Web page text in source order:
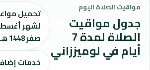
مواقيت الصلاة اليوم
جدول مواقيت
الصلاة لمدة 7
أيام في لوميززاني
تحميل
صفر 1448 هـ
خدمات